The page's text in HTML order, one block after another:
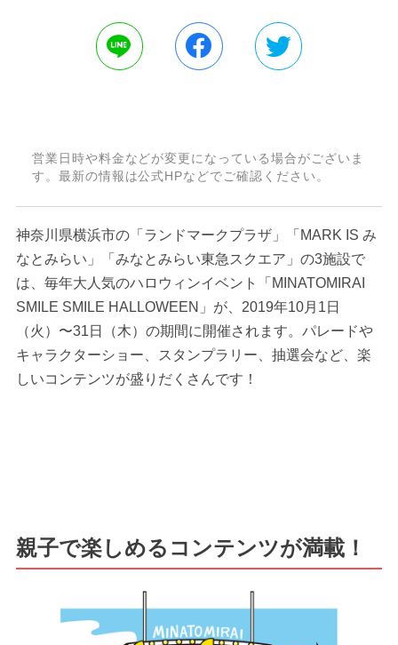
営業日時や料金などが変更になっている場合がございま
す。最新の情報は公式HPなどでご確認ください。
神奈川県横浜市の「ランドマークプラザ」「MARK IS み
なとみらい」「みなとみらい東急スクエア」の3施設で
は、毎年大人気のハロウィンイベント「MINATOMIRAI
SMILE SMILE HALLOWEEN」が、2019年10月1日
（火）〜31日（木）の期間に開催されます。パレードや
キャラクターショー、スタンプラリー、抽選会など、楽
しいコンテンツが盛りだくさんです！
親子で楽しめるコンテンツが満載！